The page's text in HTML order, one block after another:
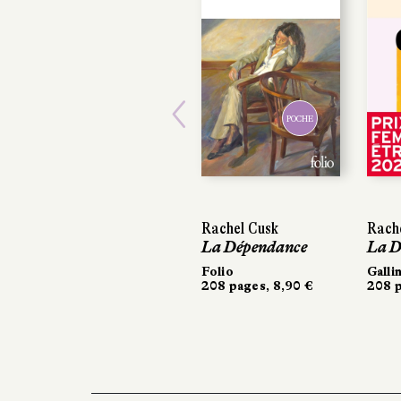
POCHE
Rachel Cusk
La Dépendance
Folio
208 pages, 8,90 €
La
208
Previous